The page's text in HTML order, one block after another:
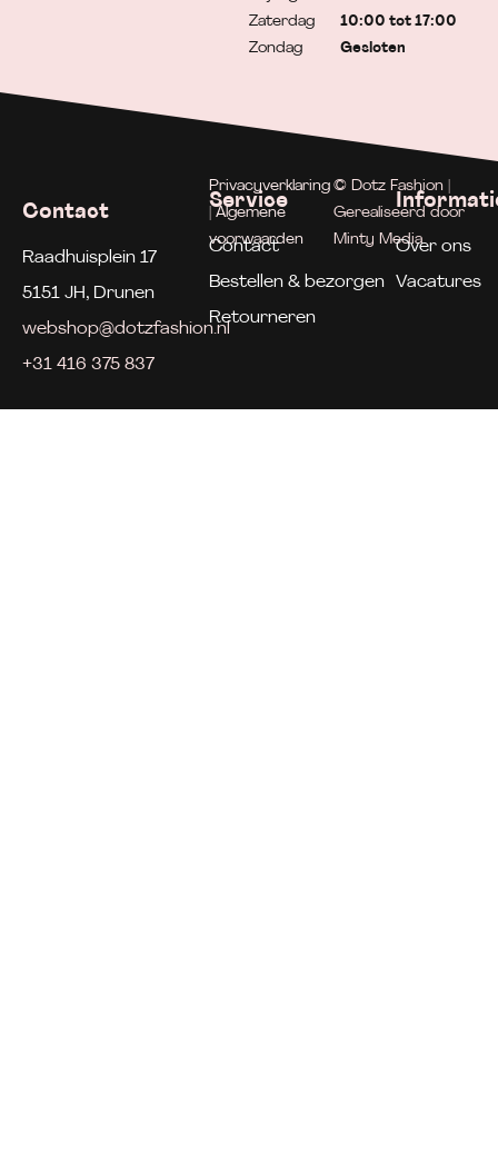
Zaterdag
Zondag
10:00 tot 17:00
Gesloten
Contact
Raadhuisplein 17
5151 JH, Drunen
webshop@dotzfashion.nl
+31 416 375 837
Service
Contact
Bestellen & bezorgen
Retourneren
Over ons
Vacatures
Privacyverklaring
| Algemene
voorwaarden
© Dotz Fashion |
Gerealiseerd door
Minty Media